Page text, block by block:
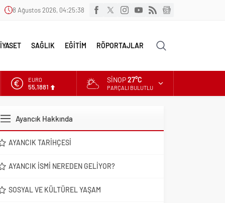
8 Ağustos 2026, 04:25:40
SAĞLIK EĞİTİM RÖPORTAJLAR
ALTIN
6.660,55
EURO
SINOP27°C
PARÇALI BULUTLU
Ayancık Hakkında
AYANCIK TARIHÇESI
AYANCIK İSMI NEREDEN GELIYOR?
SOSYAL VE KÜLTÜREL YAŞAM